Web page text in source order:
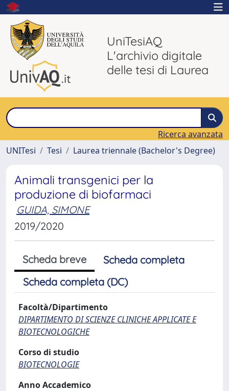
UniTesiAQ
L'archivio digitale
delle tesi di Laurea
Ricerca avanzata
UNITesi
Tesi Laurea triennale (Bachelor's Degree)
Animali transgenici per la
produzione di biofarmaci
GUIDA, SIMONE
2019/2020
Scheda breve
Scheda completa
Scheda completa (DC)
Facoltà/Dipartimento
DIPARTIMENTO DI SCIENZE CLINICHE APPLICATE E
BIOTECNOLOGICHE
Corso di studio
BIOTECNOLOGIE
Anno Accademico